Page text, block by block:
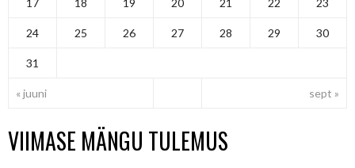
« juuni sept »
24 25 26 27 28 29 30
31
VIIMASE MÄNGU TULEMUS